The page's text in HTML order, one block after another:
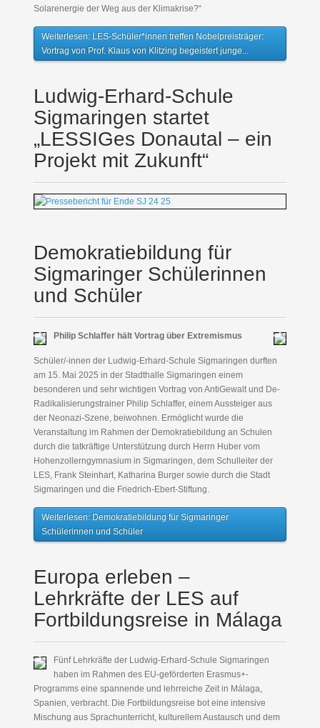
Solarenergie der Weg aus der Klimakrise?“
Weiterlesen: LES-Schüler*innen treffen Nobelpreisträger:
Vortrag von Prof. Klaus von Klitzing begeistert junge...
Ludwig-Erhard-Schule
Sigmaringen startet
„LESSIGes Donautal – ein
Projekt mit Zukunft“
Demokratiebildung für
Sigmaringer Schülerinnen
und Schüler
Philip Schlaffer hält Vortrag über Extremismus
Schüler/-innen der Ludwig-Erhard-Schule Sigmaringen durften
am 15. Mai 2025 in der Stadthalle Sigmaringen einem
besonderen und sehr wichtigen Vortrag von AntiGewalt und De-
Radikalisierungstrainer Philip Schlaffer, einem Aussteiger aus
der Neonazi-Szene, beiwohnen. Ermöglicht wurde die
Veranstaltung im Rahmen der Demokratiebildung an Schulen
durch die tatkräftige Unterstützung durch Herrn Huber vom
Hohenzollerngymnasium in Sigmaringen, dem Schulleiter der
LES, Frank Steinhart, Katharina Burger sowie durch die Stadt
Sigmaringen und die Friedrich-Ebert-Stiftung.
Weiterlesen: Demokratiebildung für Sigmaringer
Schülerinnen und Schüler
Europa erleben –
Lehrkräfte der LES auf
Fortbildungsreise in Málaga
Fünf Lehrkräfte der Ludwig-Erhard-Schule Sigmaringen
haben im Rahmen des EU-geförderten Erasmus+-
Programms eine spannende und lehrreiche Zeit in Málaga,
Spanien, verbracht. Die Fortbildungsreise bot eine intensive
Mischung aus Sprachunterricht, kulturellem Austausch und dem